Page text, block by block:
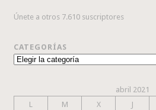
Únete a otros 7.610 suscriptores
CATEGORÍAS
Categorías
abril 2021
L
M X J